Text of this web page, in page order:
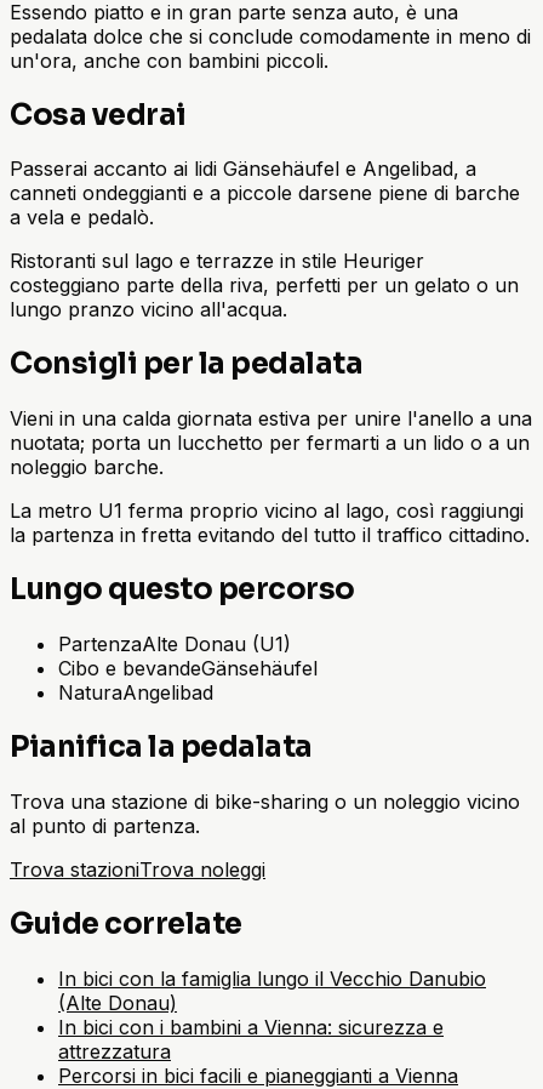
Essendo piatto e in gran parte senza auto, è una
pedalata dolce che si conclude comodamente in meno di
un'ora, anche con bambini piccoli.
Cosa vedrai
Passerai accanto ai lidi Gänsehäufel e Angelibad, a
canneti ondeggianti e a piccole darsene piene di barche
a vela e pedalò.
Ristoranti sul lago e terrazze in stile Heuriger
costeggiano parte della riva, perfetti per un gelato o un
lungo pranzo vicino all'acqua.
Consigli per la pedalata
Vieni in una calda giornata estiva per unire l'anello a una
nuotata; porta un lucchetto per fermarti a un lido o a un
noleggio barche.
La metro U1 ferma proprio vicino al lago, così raggiungi
la partenza in fretta evitando del tutto il traffico cittadino.
Lungo questo percorso
PartenzaAlte Donau (U1)
Cibo e bevandeGänsehäufel
NaturaAngelibad
Pianifica la pedalata
Trova una stazione di bike-sharing o un noleggio vicino
al punto di partenza.
Trova stazioniTrova noleggi
Guide correlate
In bici con la famiglia lungo il Vecchio Danubio
(Alte Donau)
In bici con i bambini a Vienna: sicurezza e
attrezzatura
Percorsi in bici facili e pianeggianti a Vienna